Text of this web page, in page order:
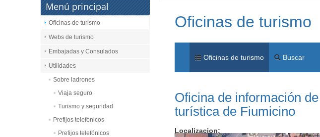
Oficinas de turismo
Oficinas de turismo Buscar
Oficina de información
turística de Fiumicino
Localizacion:
Menú principal
Oficinas de turismo
Webs de turismo
Embajadas y Consulados
Utilidades
Sobre ladrones
Viaja seguro
Turismo y seguridad
Prefijos telefónicos
Prefijos telefónicos